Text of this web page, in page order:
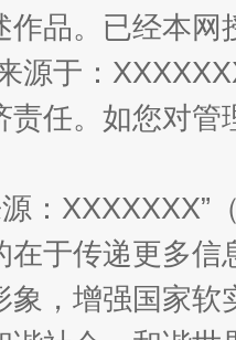
作品。已经本
源于：
责任。如您对
源：
在于传递更多
象，增强国家